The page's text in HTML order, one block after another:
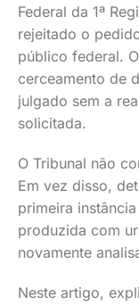
Federal da 1ª
rejeitado o
público federal.
cerceamento de
julgado sem a
solicitada.
O Tribunal não
Em vez disso,
primeira
produzida com
novamente
Neste artigo,